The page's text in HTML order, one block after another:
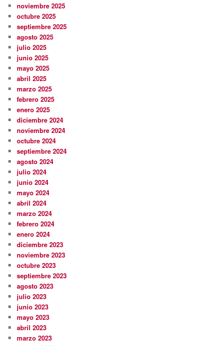
noviembre 2025
octubre 2025
septiembre 2025
agosto 2025
julio 2025
junio 2025
mayo 2025
abril 2025
marzo 2025
febrero 2025
enero 2025
diciembre 2024
noviembre 2024
octubre 2024
septiembre 2024
agosto 2024
julio 2024
junio 2024
mayo 2024
abril 2024
marzo 2024
febrero 2024
enero 2024
diciembre 2023
noviembre 2023
octubre 2023
septiembre 2023
agosto 2023
julio 2023
junio 2023
mayo 2023
abril 2023
marzo 2023